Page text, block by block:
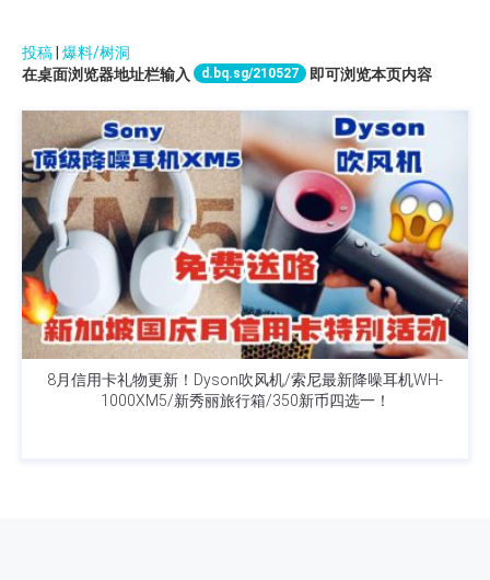
投稿 爆料/树洞
在桌面浏览器地址栏输入
d.bq.sg/210527 即可浏览本页内容
8月信用卡礼物更新！Dyson吹风机/索尼最新降噪耳机WH-
1000XM5/新秀丽旅行箱/350新币四选一！